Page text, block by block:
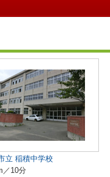
立 稲積中学校
／10分